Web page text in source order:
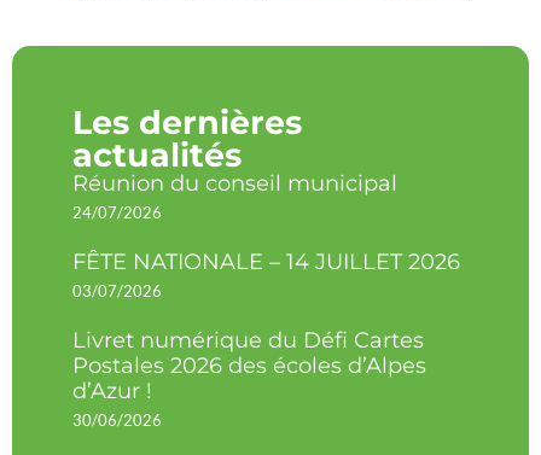
Les dernières
actualités
Réunion du conseil municipal
24/07/2026
FÊTE NATIONALE – 14 JUILLET 2026
03/07/2026
Livret numérique du Défi Cartes
Postales 2026 des écoles d’Alpes
d’Azur !
30/06/2026